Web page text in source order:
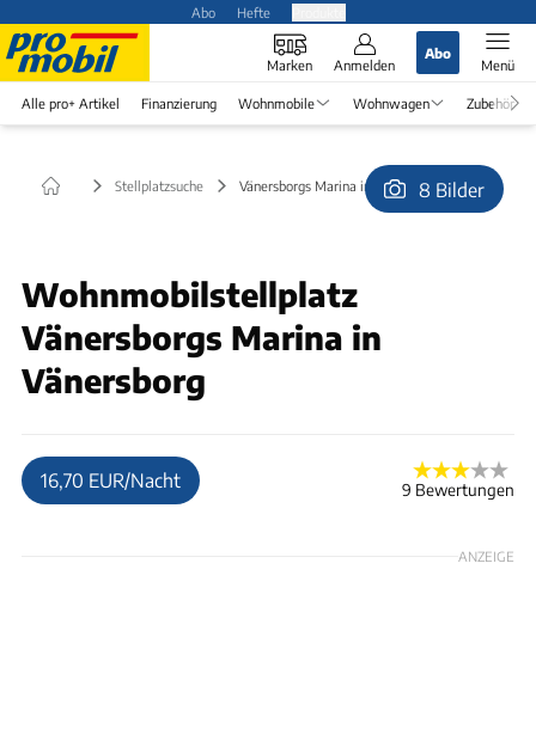
Abo Hefte
Marken Anmelden
Abo
Menü
Alle pro+ Artikel Finanzierung Wohnmobile Wohnwagen Zubehör
Stellplatzsuche Vänersborgs Marina in Vänersborg8 Bilder
Wohnmobilstellplatz
Vänersborgs Marina in
Vänersborg
16,70 EUR/Nacht 9 Bewertungen
ANZEIGE